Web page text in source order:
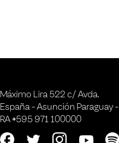
Máximo Lira 522 c/ Avda.
España - Asunción Paraguay -
RA +595 971 100000